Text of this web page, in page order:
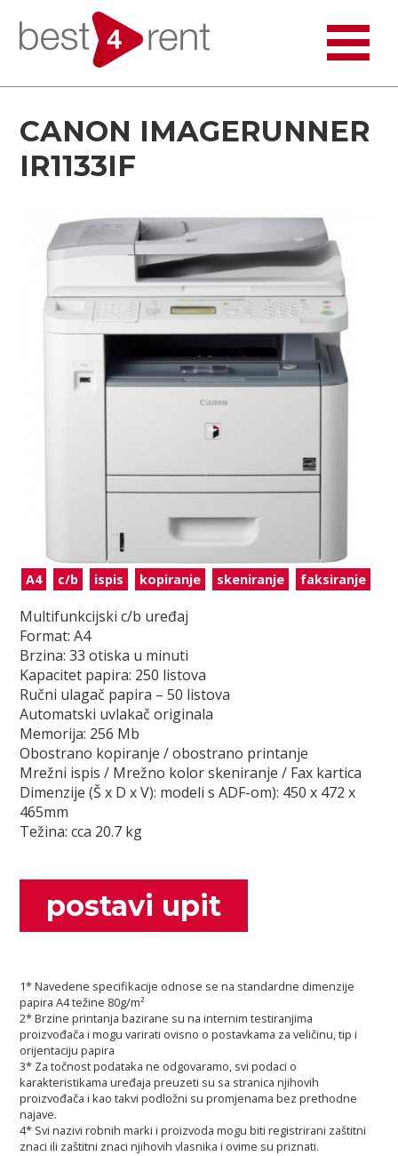
CANON IMAGERUNNER
IR1133IF
A4 c/b ispis kopiranje skeniranje faksiranje
Multifunkcijski c/b uređaj
Format: A4
Brzina: 33 otiska u minuti
Kapacitet papira: 250 listova
Ručni ulagač papira – 50 listova
Automatski uvlakač originala
Memorija: 256 Mb
Obostrano kopiranje / obostrano printanje
Mrežni ispis / Mrežno kolor skeniranje / Fax kartica
Dimenzije (Š x D x V): modeli s ADF-om): 450 x 472 x
465mm
Težina: cca 20.7 kg
postavi upit
1* Navedene specifikacije odnose se na standardne dimenzije
papira A4 težine 80g/m²
2* Brzine printanja bazirane su na internim testiranjima
proizvođača i mogu varirati ovisno o postavkama za veličinu, tip i
orijentaciju papira
3* Za točnost podataka ne odgovaramo, svi podaci o
karakteristikama uređaja preuzeti su sa stranica njihovih
proizvođača i kao takvi podložni su promjenama bez prethodne
najave.
4* Svi nazivi robnih marki i proizvoda mogu biti registrirani zaštitni
znaci ili zaštitni znaci njihovih vlasnika i ovime su priznati.